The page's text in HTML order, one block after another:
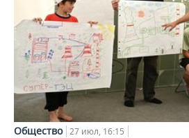
Общество 27 июл, 16:15